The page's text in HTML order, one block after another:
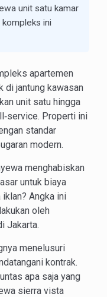
unit satu kamar
ini
apartemen
di jantung kawasan
unit satu hingga
Properti ini
standar
modern.
menghabiskan
untuk biaya
Angka ini
oleh
Jakarta.
menelusuri
kontrak.
apa saja yang
sierra vista